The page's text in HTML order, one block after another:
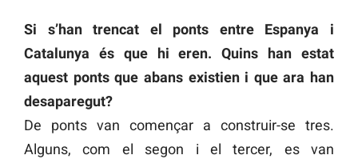
Si s’han trencat el ponts entre Espanya i
Catalunya és que hi eren. Quins han estat
aquest ponts que abans existien i que ara han
desaparegut?
De ponts van començar a construir-se tres.
Alguns, com el segon i el tercer, es van